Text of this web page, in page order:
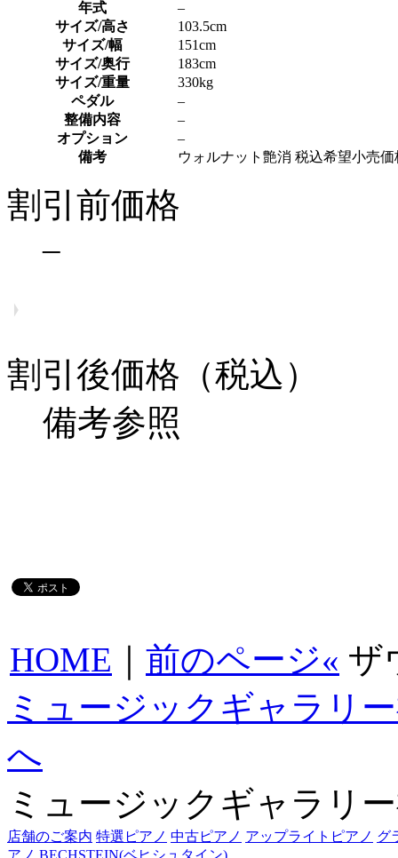
年式
–
サイズ/高さ
103.5cm
サイズ/幅
151cm
サイズ/奥行
183cm
サイズ/重量
330kg
ペダル
–
整備内容
–
オプション
–
備考
ウォルナット艶消 税込希望小売価
割引前価格
–
割引後価格（税込）
備考参照
HOME 前のページ« ザ
ミュージックギャラリ
へ
ミュージックギャラリ
店舗のご案内 特選ピアノ 中古ピアノ アップライトピアノ グ
アノ BECHSTEIN(ベヒシュタイン)